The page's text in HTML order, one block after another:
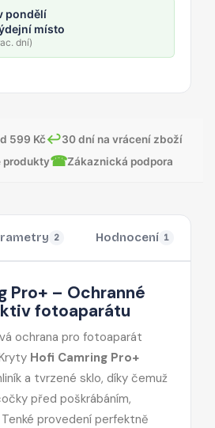
pondělí
místo
dní)
599 Kč↩30 dní na vrácení zboží
produkty☎Zákaznická podpora
2 Hodnocení 1
Pro+ – Ochranné
fotoaparátu
ochrana pro fotoaparát
Hofi Camring Pro+
a tvrzené sklo, díky čemuž
před poškrábáním,
provedení perfektně